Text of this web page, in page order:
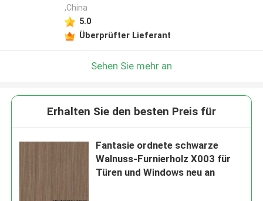
,China
5.0
Überprüfter Lieferant
Sehen Sie mehr an
Erhalten Sie den besten Preis für
Fantasie ordnete schwarze
Walnuss-Furnierholz X003 für
Türen und Windows neu an